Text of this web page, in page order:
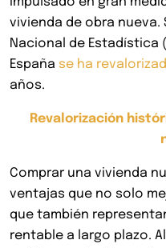
vivienda de obra
Nacional de Estadística
España se ha
años.
Revalorización
Comprar una vivienda
ventajas que no solo
que también
rentable a largo plazo.